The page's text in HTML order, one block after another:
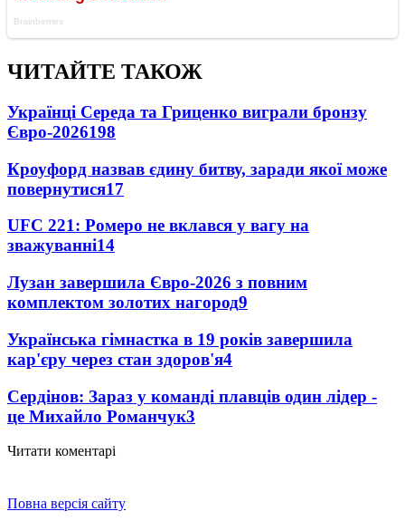
ЧИТАЙТЕ ТАКОЖ
Українці Середа та Гриценко виграли бронзу
Євро-2026198
Кроуфорд назвав єдину битву, заради якої може
повернутися17
UFC 221: Ромеро не вклався у вагу на
зважуванні14
Лузан завершила Євро-2026 з повним
комплектом золотих нагород9
Українська гімнастка в 19 років завершила
кар'єру через стан здоров'я4
Сердінов: Зараз у команді плавців один лідер -
це Михайло Романчук3
Читати коментарі
Повна версія сайту